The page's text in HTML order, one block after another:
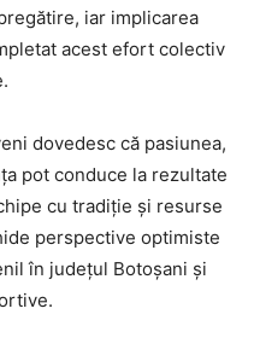
iar implicarea
acest efort colectiv
dovedesc că pasiunea,
pot conduce la rezultate
cu tradiție și resurse
perspective optimiste
în județul Botoșani și